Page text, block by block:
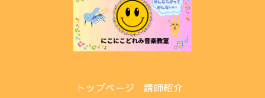
トップページ
講師紹介